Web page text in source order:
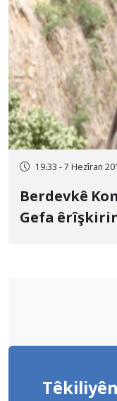
19:33 - 7 Hezîran
Berdevkê
Gefa